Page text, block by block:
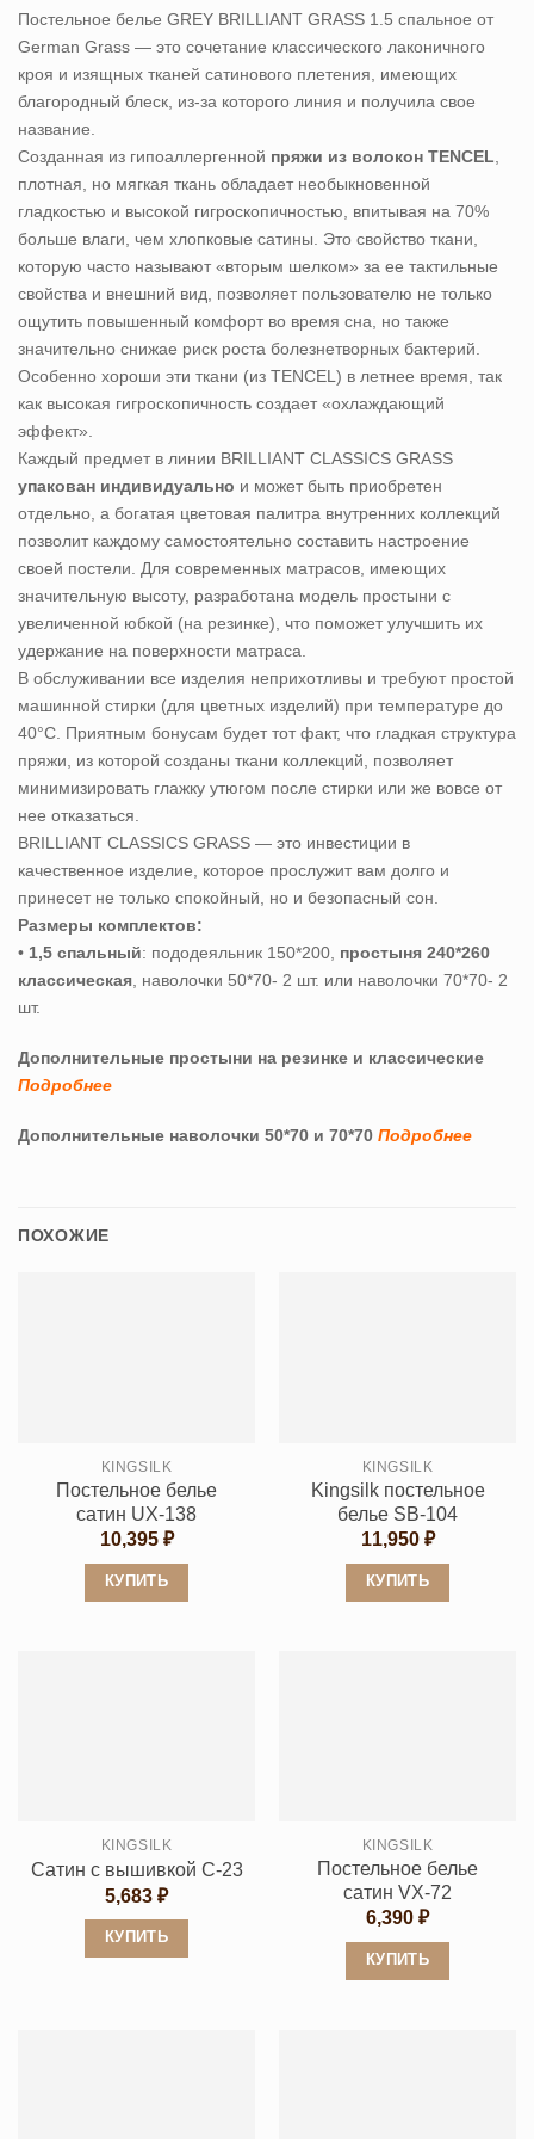
Постельное белье GREY BRILLIANT GRASS 1.5 спальное от
German Grass — это сочетание классического лаконичного
кроя и изящных тканей сатинового плетения, имеющих
благородный блеск, из-за которого линия и получила свое
название.
Созданная из гипоаллергенной пряжи из волокон TENCEL
плотная, но мягкая ткань обладает необыкновенной
гладкостью и высокой гигроскопичностью, впитывая на 70%
больше влаги, чем хлопковые сатины. Это свойство ткани,
которую часто называют «вторым шелком» за ее тактильные
свойства и внешний вид, позволяет пользователю не только
ощутить повышенный комфорт во время сна, но также
значительно снижае риск роста болезнетворных бактерий.
Особенно хороши эти ткани (из TENCEL) в летнее время, так
как высокая гигроскопичность создает «охлаждающий
эффект».
Каждый предмет в линии BRILLIANT CLASSICS GRASS
упакован индивидуально и может быть приобретен
отдельно, а богатая цветовая палитра внутренних коллекций
позволит каждому самостоятельно составить настроение
своей постели. Для современных матрасов, имеющих
значительную высоту, разработана модель простыни с
увеличенной юбкой (на резинке), что поможет улучшить их
удержание на поверхности матраса.
В обслуживании все изделия неприхотливы и требуют простой
машинной стирки (для цветных изделий) при температуре до
40°С. Приятным бонусам будет тот факт, что гладкая структура
пряжи, из которой созданы ткани коллекций, позволяет
минимизировать глажку утюгом после стирки или же вовсе от
нее отказаться.
BRILLIANT CLASSICS GRASS — это инвестиции в
качественное изделие, которое прослужит вам долго и
принесет не только спокойный, но и безопасный сон.
Размеры комплектов:
• 1,5 спальный: пододеяльник 150*200, простыня 240*260
классическая , наволочки 50*70- 2 шт. или наволочки 70*70- 2
шт.
Дополнительные простыни на резинке и классические
Подробнее
Дополнительные наволочки 50*70 и 70*70 Подробнее
ПОХОЖИЕ
KINGSILK
Постельное белье
сатин UX-138
10,395 ₽
КУПИТЬ
на
странице
KINGSILK
Kingsilk постельное
белье SB-104
11,950 ₽
КУПИТЬ
на
странице
товара.
KINGSILK
Сатин с вышивкой C-23
5,683 ₽
КУПИТЬ
KINGSILK
Постельное белье
сатин VX-72
6,390 ₽
КУПИТЬ